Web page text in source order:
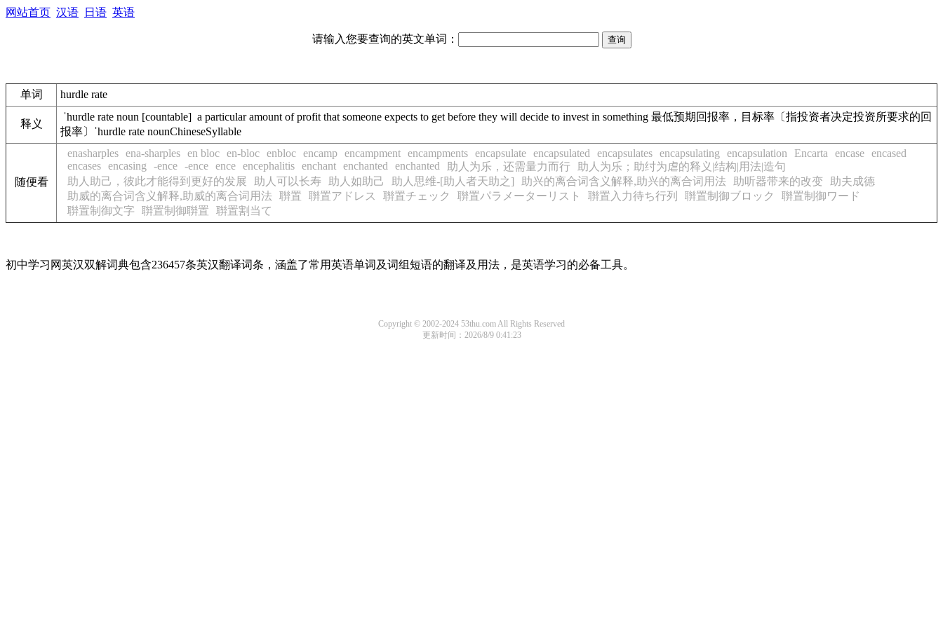
网站首页 汉语 日语 英语
请输入您要查询的英文单词：
单词 hurdle rate
释义
ˈhurdle rate noun [countable] a particular amount of profit that someone expects to get before they will decide to invest in something 最低预期回报率，目标率〔指投资者决定投资所要求的回
报率〕ˈhurdle rate nounChineseSyllable
随便看
enasharples ena-sharples en bloc en-bloc enbloc encamp encampment encampments encapsulate encapsulated encapsulates encapsulating encapsulation Encarta encase encased
encases encasing -ence -ence ence encephalitis enchant enchanted enchanted 助人为乐，还需量力而行
助人为乐；助纣为虐的释义|结构|用法|造句
助人助己，彼此才能得到更好的发展
助人可以长寿 助人如助己 助人思维-[助人者天助之] 助兴的离合词含义解释,助兴的离合词用法 助听器带来的改变
助夫成德
助威的离合词含义解释,助威的离合词用法 聨置 聨置アドレス 聨置チェック 聨置パラメーターリスト 聨置入力待ち行列 聨置制御ブロック
聨置制御ワード
聨置制御文字
聨置制御聨置 聨置割当て
初中学习网英汉双解词典包含236457条英汉翻译词条，涵盖了常用英语单词及词组短语的翻译及用法，是英语学习的必备工具。
Copyright © 2002-2024 53thu.com All Rights Reserved
更新时间：2026/8/9 0:41:23